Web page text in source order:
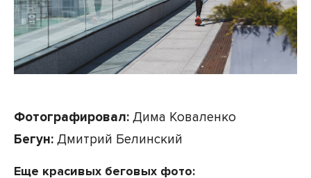
Фотографировал: Дима Коваленко
Бегун: Дмитрий Белинский
Еще красивых беговых фото: